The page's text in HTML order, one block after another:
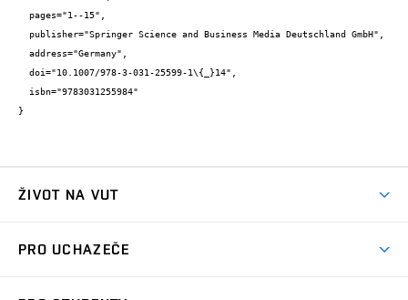
}
ŽIVOT NA VUT
PRO UCHAZEČE